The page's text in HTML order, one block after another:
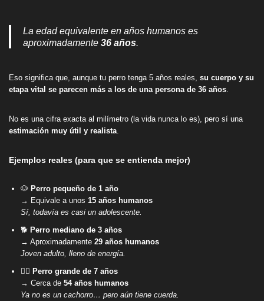
La edad equivalente en años humanos es
aproximadamente 36 años.
Eso significa que, aunque tu perro tenga 5 años reales, su cuerpo y su
etapa vital se parecen más a los de una persona de 36 años
No es una cifra exacta al milímetro (la vida nunca lo es), pero sí una
estimación muy útil y realista
Ejemplos reales (para que se entienda mejor)
🐶 Perro pequeño de 1 año
→ Equivale a unos 15 años humanos
Sí, todavía es casi un adolescente.
🐕 Perro mediano de 3 años
→ Aproximadamente 29 años humanos
Joven adulto, lleno de energía.
🐕‍🦺 Perro grande de 7 años
→ Cerca de 54 años humanos
Ya no es un cachorro… pero aún tiene cuerda.